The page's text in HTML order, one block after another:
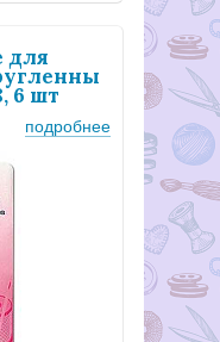
для
6 шт
подробнее